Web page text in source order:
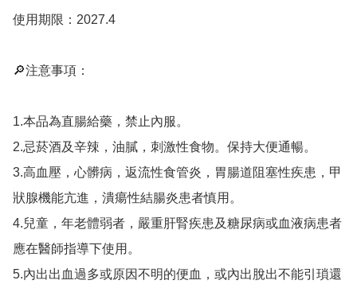
使用期限：2027.4
🔎注意事項：
1.本品為直腸給藥，禁止內服。
2.忌菸酒及辛辣，油膩，刺激性食物。保持大便通暢。
3.高血壓，心髒病，返流性食管炎，胃腸道阻塞性疾患，甲
狀腺機能亢進，潰瘍性結腸炎患者慎用。
4.兒童，年老體弱者，嚴重肝腎疾患及糖尿病或血液病患者
應在醫師指導下使用。
5.內出出血過多或原因不明的便血，或內出脫出不能引瑣還